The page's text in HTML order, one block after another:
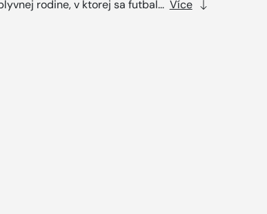
rodine, v ktorej sa futbal... Více